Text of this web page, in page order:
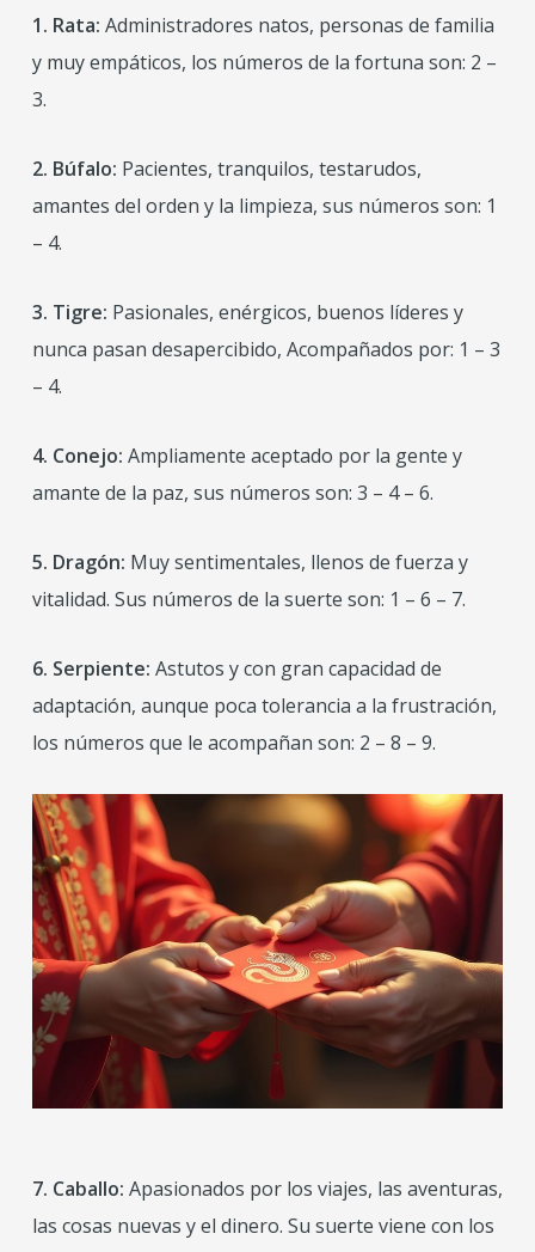
1. Rata: Administradores natos, personas de familia
y muy empáticos, los números de la fortuna son: 2 –
3.
2. Búfalo: Pacientes, tranquilos, testarudos,
amantes del orden y la limpieza, sus números son: 1
– 4.
3. Tigre: Pasionales, enérgicos, buenos líderes y
nunca pasan desapercibido, Acompañados por: 1 – 3
– 4.
4. Conejo: Ampliamente aceptado por la gente y
amante de la paz, sus números son: 3 – 4 – 6.
5. Dragón: Muy sentimentales, llenos de fuerza y
vitalidad. Sus números de la suerte son: 1 – 6 – 7.
6. Serpiente: Astutos y con gran capacidad de
adaptación, aunque poca tolerancia a la frustración,
los números que le acompañan son: 2 – 8 – 9.
7. Caballo: Apasionados por los viajes, las aventuras,
las cosas nuevas y el dinero. Su suerte viene con los